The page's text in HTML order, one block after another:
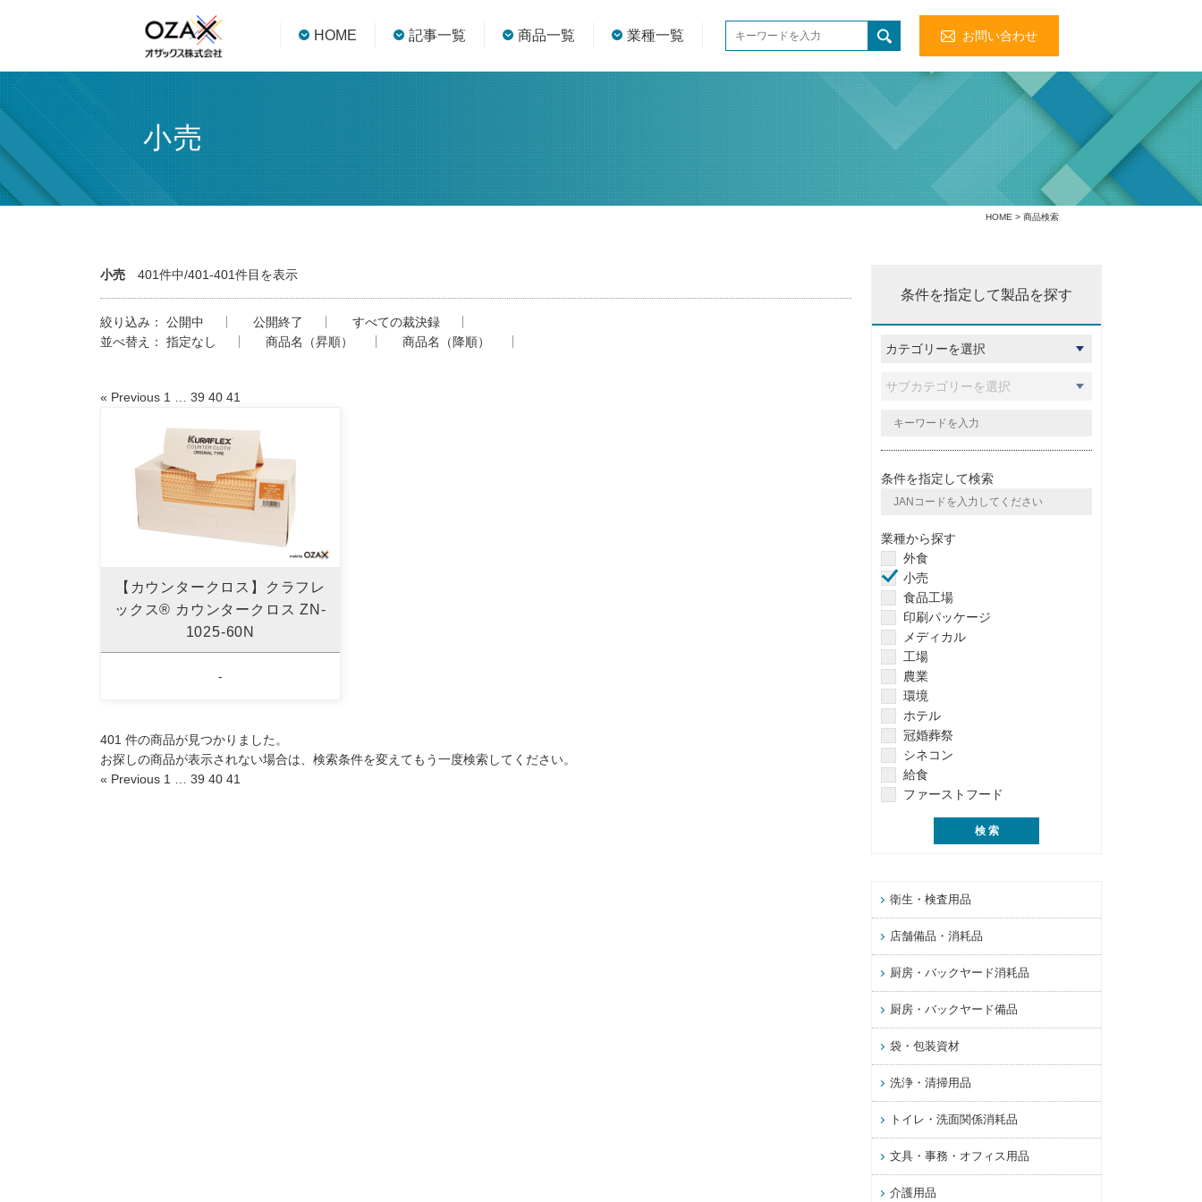
HOME 記事一覧 商品一覧 業種一覧 お問い合わせ
小売
HOME > 商品検索
小売 401件中/401-401件目を表示
絞り込み： 公開中 公開終了
すべての裁決録
並べ替え：
指定なし 商品名（昇順） 商品名（降順）
« Previous 1 39 40 41
【カウンタークロス】クラフレ
ックス® カウンタークロス ZN-
1025-60N
-
401 件の商品が見つかりました。
お探しの商品が表示されない場合は、検索条件を変えてもう一度検索してください。
« Previous 1 … 39 40 41
条件を指定して製品を探す
条件を指定して検索
業種から探す
外食
小売
食品工場
印刷パッケージ
メディカル
工場
農業
環境
ホテル
冠婚葬祭
シネコン
給食
ファーストフード
衛生・検査用品
店舗備品・消耗品
厨房・バックヤード消耗品
厨房・バックヤード備品
袋・包装資材
洗浄・清掃用品
トイレ・洗面関係消耗品
文具・事務・オフィス用品
介護用品